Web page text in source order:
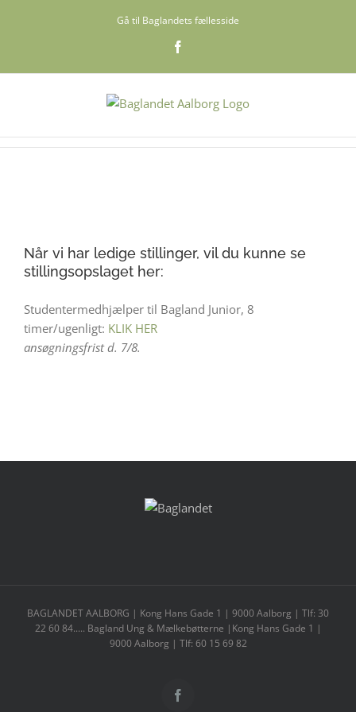
Gå til Baglandets fællesside
Når vi har ledige stillinger, vil du kunne se
stillingsopslaget her:
Studentermedhjælper til Bagland Junior, 8
timer/ugenligt: KLIK HER
ansøgningsfrist d. 7/8.
BAGLANDET AALBORG | Kong Hans Gade 1 | 9000 Aalborg | Tlf: 30
22 60 84..... Bagland Ung & Mælkebøtterne |Kong Hans Gade 1 |
9000 Aalborg | Tlf: 60 15 69 82
Facebook